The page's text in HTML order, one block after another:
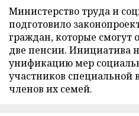
Министерство труда и
подготовило
граждан, которые смогут
две пенсии. Инициатива
унификацию мер
участников специальной
членов их семей.